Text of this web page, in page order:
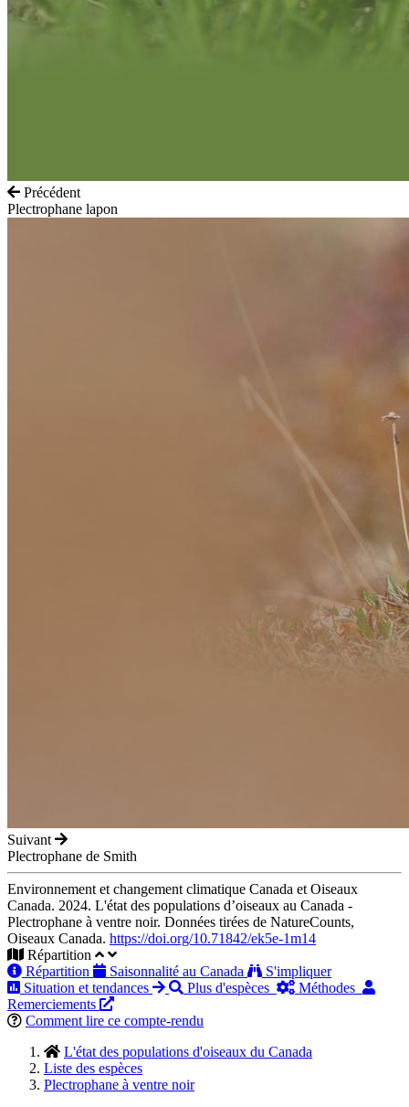
Précédent
Plectrophane lapon
Suivant
Plectrophane de Smith
Environnement et changement climatique Canada et Oiseaux
Canada. 2024. L'état des populations d’oiseaux au Canada -
Plectrophane à ventre noir. Données tirées de NatureCounts,
Oiseaux Canada. https://doi.org/10.71842/ek5e-1m14
Répartition
Répartition
Saisonnalité au Canada
S'impliquer
Situation et tendances
Plus d'espèces
Méthodes
Remerciements
Comment lire ce compte-rendu
L'état des populations d'oiseaux du Canada
Liste des espèces
Plectrophane à ventre noir